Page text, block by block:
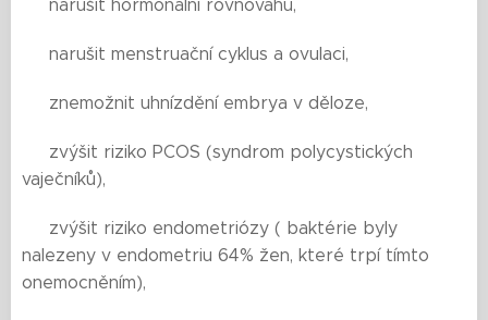
🟨 narušit hormonální rovnováhu,
🟨 narušit menstruační cyklus a ovulaci,
🟨 znemožnit uhnízdění embrya v děloze,
🟨 zvýšit riziko PCOS (syndrom polycystických
vaječníků),
🟨 zvýšit riziko endometriózy ( baktérie byly
nalezeny v endometriu 64% žen, které trpí tímto
onemocněním),